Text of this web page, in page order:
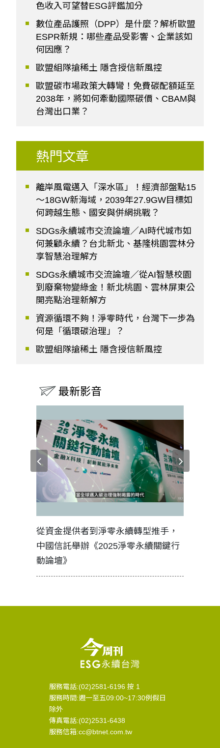
色收入可望替ESG評鑑加分
數位產品護照（DPP）是什麼？解析歐盟
ESPR新規：哪些產品受影響、企業該如
何因應？
歐盟組隊搶稀土 隱含授信新風控
歐盟碳市場政策大轉彎！免費碳配額延至
2038年，將如何牽動國際碳價、CBAM與
台灣出口業？
熱門文章
離岸風電邁入「深水區」！經濟部盤點15
～18GW新海域，2039年27.9GW目標如
何跨越生態、國安與併網挑戰？
SDGs永續城市交流論壇／AI時代城市如
何兼顧永續？台北新北、基隆桃園雲林分
享智慧治理解方
SDGs永續城市交流論壇／從AI智慧校園
到廢棄物變綠金！新北桃園、雲林屏東公
開亮點治理新解方
資源循環不夠！淨零時代，台灣下一步為
何是「循環碳治理」？
歐盟組隊搶稀土 隱含授信新風控
最新影音
從資金提供者到淨零永續轉型推手，
中國信託舉辦《2025淨零永續關鍵行
動論壇》
服務電話:(02)2581-6196 按 1
服務時間:週一至五09:00~17:30例假日
除外
傳真電話:(02)2531-6438
服務信箱:cc@btnet.com.tw